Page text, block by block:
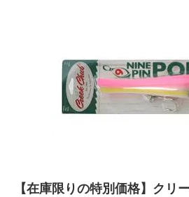
【在庫限りの特別価格】ク